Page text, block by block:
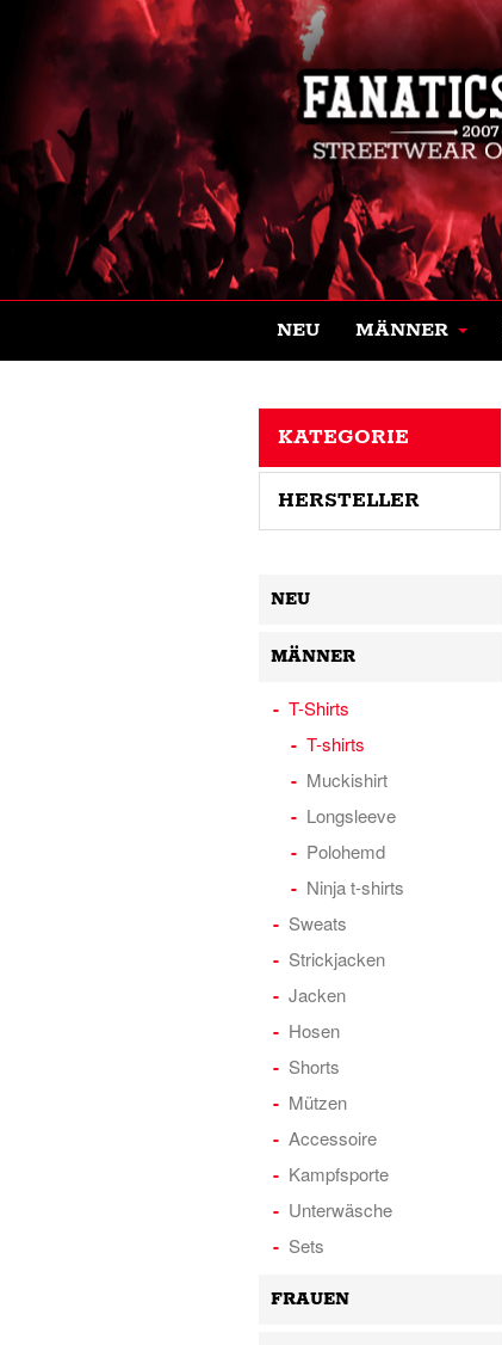
NEU MÄNNER
KATEGORIE
HERSTELLER
NEU
MÄNNER
T-Shirts
T-shirts
Muckishirt
Longsleeve
Polohemd
Ninja t-shirts
Sweats
Strickjacken
Jacken
Hosen
Shorts
Mützen
Accessoire
Kampfsporte
Unterwäsche
Sets
FRAUEN